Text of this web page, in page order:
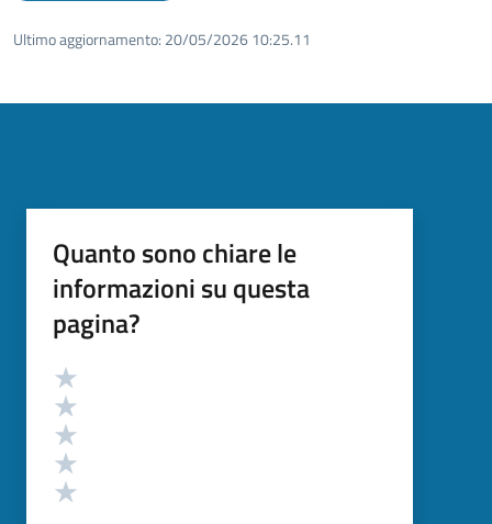
Ultimo aggiornamento: 20/05/2026 10:25.11
Quanto sono chiare le
informazioni su questa
pagina?
Valutazione